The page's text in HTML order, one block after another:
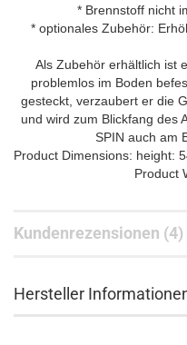
* Brennstoff nicht
* optionales Zubehör:
Als Zubehör erhältlich ist
problemlos im Boden
gesteckt, verzaubert er die
und wird zum Blickfang des
SPIN auch am
Product Dimensions: height:
Product
Kundenrezensionen (4)
Hersteller